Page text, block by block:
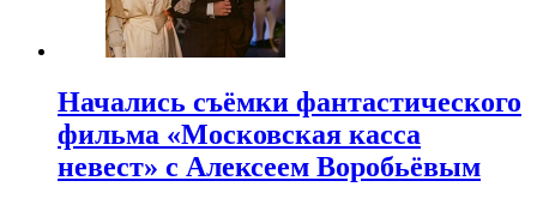
Начались съёмки фантастического
фильма «Московская касса
невест» с Алексеем Воробьёвым